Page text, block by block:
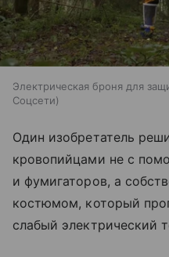
Электрическая броня для
Соцсети
Один изобретатель
кровопийцами не с
и фумигаторов, а
костюмом, который
слабый электрический